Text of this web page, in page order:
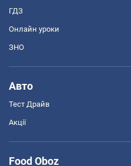
ГДЗ
Онлайн уроки
ЗНО
Авто
Тест Драйв
Акції
Food Oboz